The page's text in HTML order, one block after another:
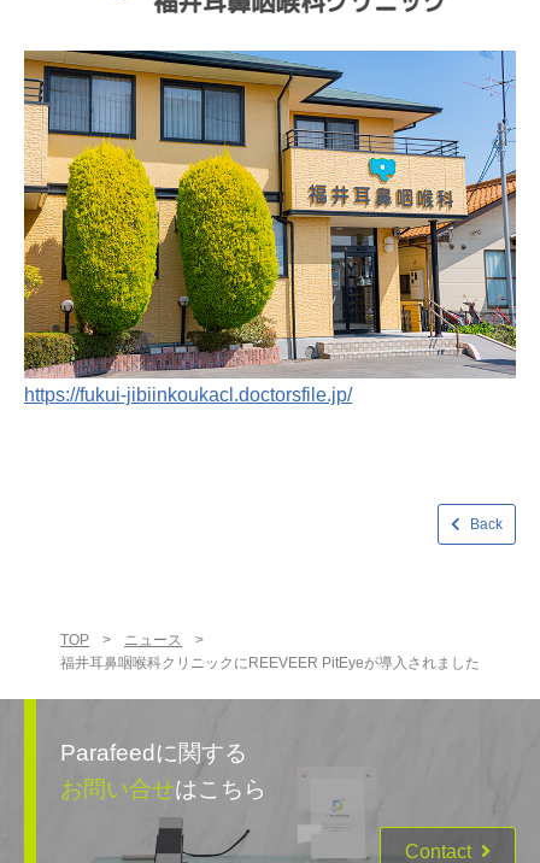
https://fukui-jibiinkoukacl.doctorsfile.jp/
Back
TOP > ニュース
>
福井耳鼻咽喉科クリニックにREEVEER PitEyeが導入されました
Parafeedに関する
お問い合せはこちら
Contact